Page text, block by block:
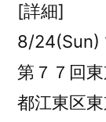
[詳細]
8/24(Sun)
第７７回
都江東区